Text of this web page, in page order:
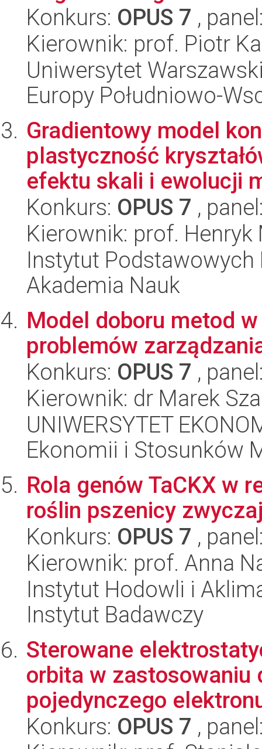
Konkurs: OPUS 7 ,
Kierownik: prof. Piotr
Uniwersytet
Europy Południowo-
Gradientowy model
plastyczność
efektu skali i ewolucji
Konkurs: OPUS 7 ,
Kierownik: prof. Henryk
Instytut
Akademia Nauk
Model doboru metod
problemów
Konkurs: OPUS 7 ,
Kierownik: dr Marek
UNIWERSYTET
Ekonomii i Stosunków
Rola genów TaCKX w
roślin pszenicy
Konkurs: OPUS 7 ,
Kierownik: prof. Anna
Instytut Hodowli i
Instytut Badawczy
Sterowane
orbita w zastosowaniu
pojedynczego
Konkurs: OPUS 7 ,